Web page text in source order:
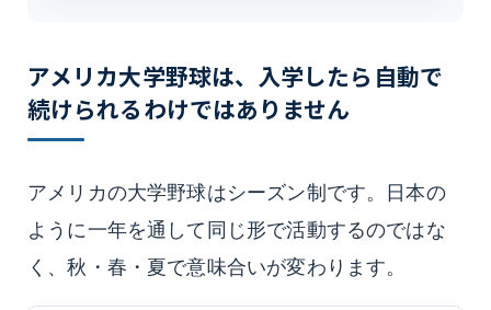
アメリカ大学野球は、入学したら自動で
続けられるわけではありません
アメリカの大学野球はシーズン制です。日本の
ように一年を通して同じ形で活動するのではな
く、秋・春・夏で意味合いが変わります。